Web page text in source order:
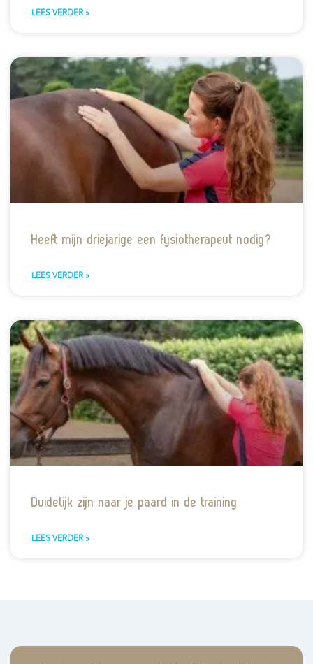
LEES VERDER »
Heeft mijn driejarige een fysiotherapeut nodig?
LEES VERDER »
Duidelijk zijn naar je paard in de training
LEES VERDER »